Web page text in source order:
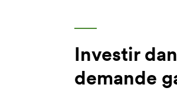
Investir
demande